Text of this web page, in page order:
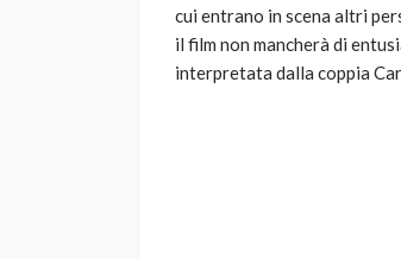
cui entrano in scena altri
il film non mancherà di
interpretata dalla coppia